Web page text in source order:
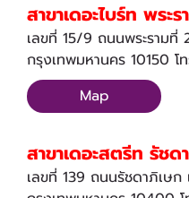
สาขาเดอะไบร์ท พระร
เลขที่ 15/9 ถนนพระรามที่
กรุงเทพมหานคร 10150
Map
สาขาเดอะสตรีท รัชดา
เลขที่ 139 ถนนรัชดาภิเษ